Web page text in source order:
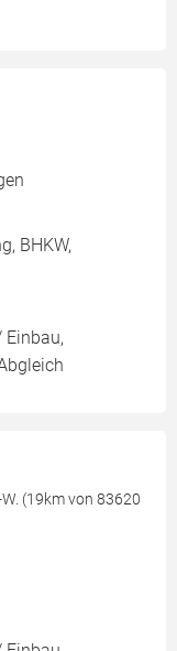
BHKW,
(19km von 83620